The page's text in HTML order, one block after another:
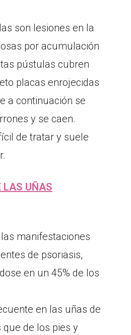
son lesiones en la
por acumulación
pústulas cubren
placas enrojecidas
a continuación se
y se caen.
de tratar y suele
LAS UÑAS
manifestaciones
de psoriasis,
en un 45% de los
en las uñas de
que de los pies y